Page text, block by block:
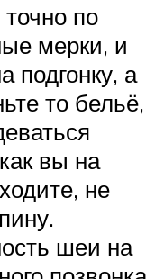
по
мерки, и
подгонку, а
то бельё,
вы на
не
шеи на